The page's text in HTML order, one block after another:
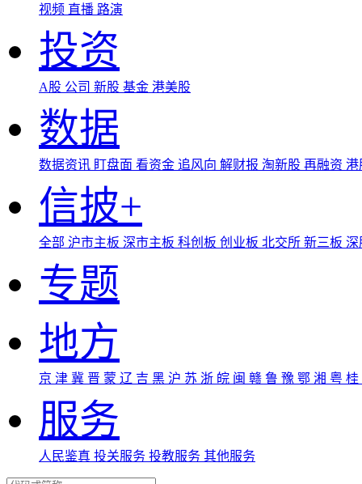
视频 直播 路演
投资
A股 公司 新股 基金 港美股
数据
数据资讯 盯盘面 看资金 追风向 解财报 淘新股 再融资
信披+
全部 沪市主板 深市主板 科创板 创业板 北交所 新三板
专题
地方
京 津 冀 晋 蒙 辽 吉 黑 沪 苏 浙 皖 闽 赣 鲁 豫 鄂 湘 粤 桂
服务
人民鉴真 投关服务 投教服务 其他服务